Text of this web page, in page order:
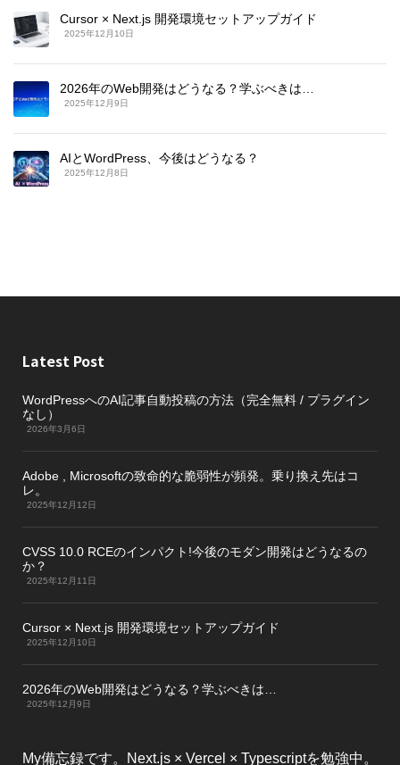
Cursor × Next.js 開発環境セットアップガイド
2025年12月10日
2026年のWeb開発はどうなる？学ぶべきは…
2025年12月9日
AIとWordPress、今後はどうなる？
2025年12月8日
Latest Post
WordPressへのAI記事自動投稿の方法（完全無料 / プラグイン
なし）
2026年3月6日
Adobe , Microsoftの致命的な脆弱性が頻発。乗り換え先はコ
レ。
2025年12月12日
CVSS 10.0 RCEのインパクト!今後のモダン開発はどうなるの
か？
2025年12月11日
Cursor × Next.js 開発環境セットアップガイド
2025年12月10日
2026年のWeb開発はどうなる？学ぶべきは…
2025年12月9日
My備忘録です。Next.js × Vercel × Typescriptを勉強中。